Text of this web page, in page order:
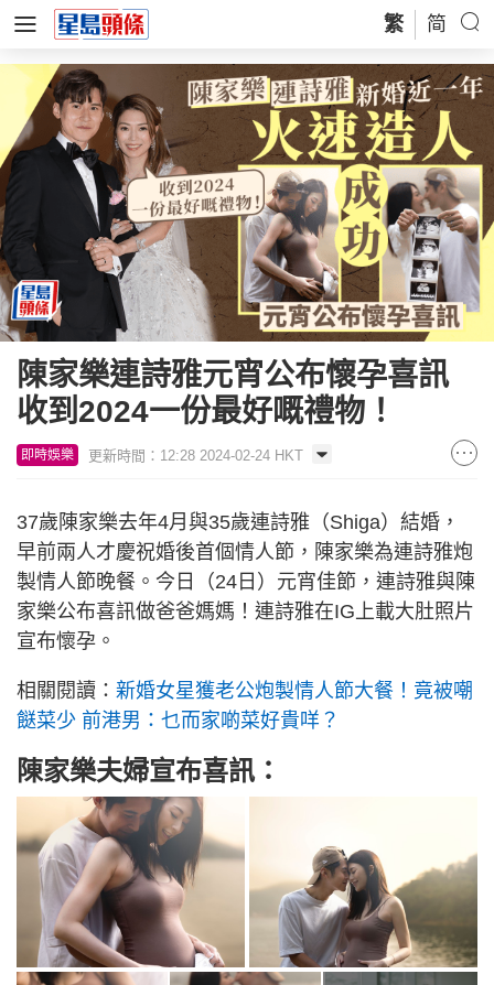
繁 简
陳家樂連詩雅元宵公布懷孕喜訊
收到2024一份最好嘅禮物！
即時娛樂 更新時間：12:28 2024-02-24 HKT
37歲陳家樂去年4月與35歲連詩雅（Shiga）結婚，
早前兩人才慶祝婚後首個情人節，陳家樂為連詩雅炮
製情人節晚餐。今日（24日）元宵佳節，連詩雅與陳
家樂公布喜訊做爸爸媽媽！連詩雅在IG上載大肚照片
宣布懷孕。
相關閱讀： 新婚女星獲老公炮製情人節大餐！竟被嘲
餸菜少 前港男：乜而家啲菜好貴咩？
陳家樂夫婦宣布喜訊：